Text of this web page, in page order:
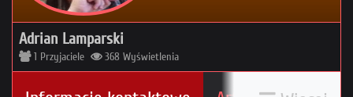
Adrian Lamparski
Przyjaciele
1 Wyświetlenia
368